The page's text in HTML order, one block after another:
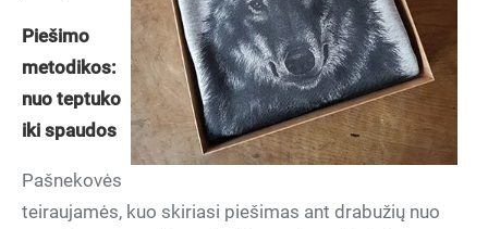
Piešimo
metodikos:
nuo teptuko
iki spaudos
Pašnekovės
teiraujamės, kuo skiriasi piešimas ant drabužių nuo